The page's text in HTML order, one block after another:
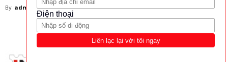
By admin - 27 November 2017 120
1920